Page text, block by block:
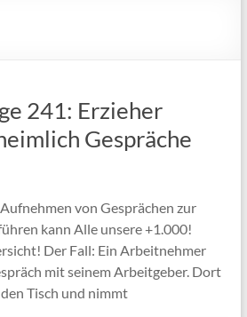
241: Erzieher
Gespräche
von Gesprächen zur
kann Alle unsere +1.000!
Der Fall: Ein Arbeitnehmer
mit seinem Arbeitgeber. Dort
Tisch und nimmt